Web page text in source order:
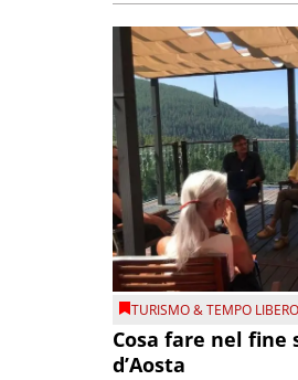
TURISMO & TEMPO LIBERO
Cosa fare nel
d’Aosta